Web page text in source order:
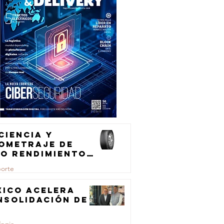
y
de
rendimiento
de
acelera
de